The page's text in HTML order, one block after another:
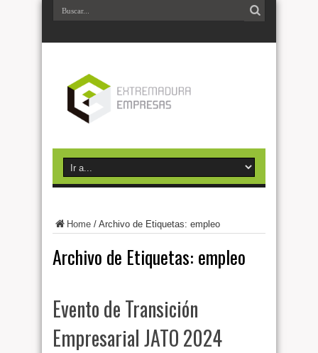
Home / Archivo de Etiquetas: empleo
Archivo de Etiquetas: empleo
Evento de Transición
Empresarial JATO 2024